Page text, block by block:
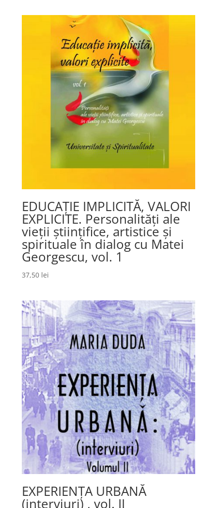
EDUCAȚIE IMPLICITĂ, VALORI
EXPLICITE. Personalități ale
vieții științifice, artistice și
spirituale în dialog cu Matei
Georgescu, vol. 1
37,50 lei
EXPERIENȚA URBANĂ
(interviuri) , vol. II